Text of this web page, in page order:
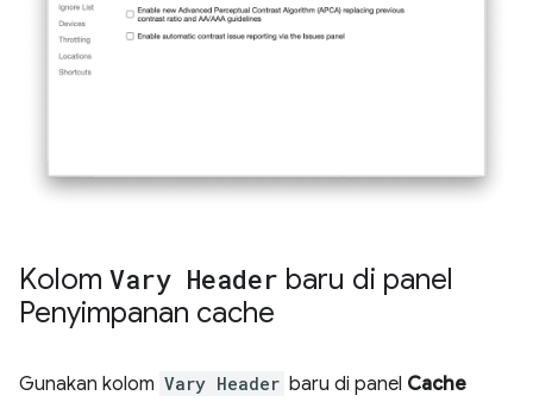
Kolom Vary Header baru di panel
Penyimpanan cache
Gunakan kolom Vary Header baru di panel Cache